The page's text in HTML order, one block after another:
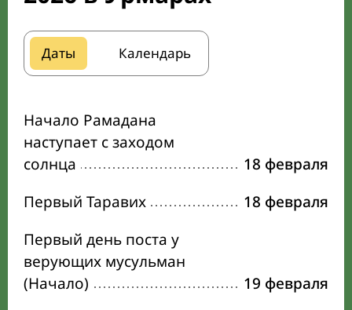
Даты Календарь
Начало Рамадана
наступает с заходом
солнца
18 февраля
Первый Таравих
18 февраля
Первый день поста у
верующих мусульман
(Начало)
19 февраля